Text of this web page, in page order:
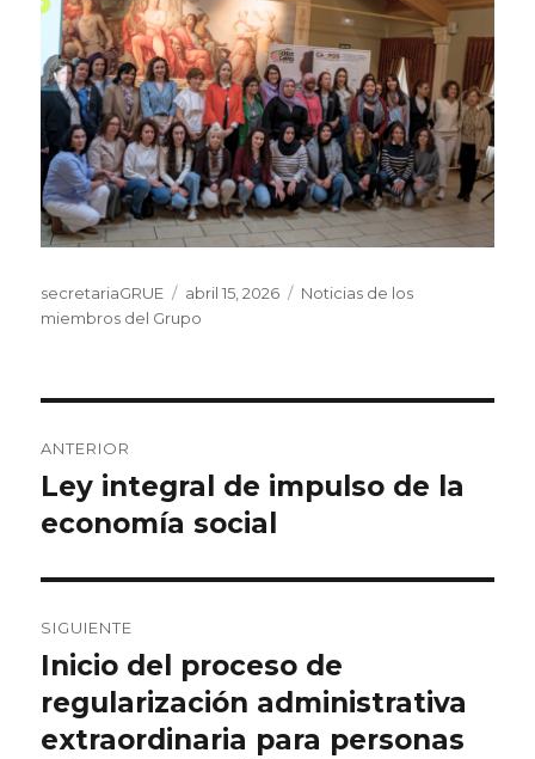
Autor
secretariaGRUE
Publicado
el
abril 15, 2026 Categorías
Noticias de los
miembros del Grupo
de
entradas
ANTERIOR
Entrada
anterior:
Ley integral de impulso de la
economía social
SIGUIENTE
Entrada
siguiente:
Inicio del proceso de
regularización administrativa
extraordinaria para personas